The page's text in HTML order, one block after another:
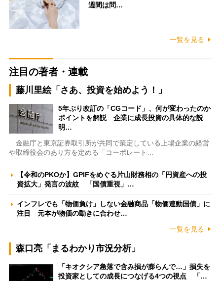
週間は問…
一覧を見る
注目の著者・連載
藤川里絵「さあ、投資を始めよう！」
5年ぶり改訂の「CGコード」、何が変わったのか
ポイントを解説 企業に成長投資の具体的な説
明…
金融庁と東京証券取引所が共同で策定している上場企業の経営
や取締役会のあり方を定める「コーポレート…
【令和のPKOか】GPIFをめぐる片山財務相の「円資産への投
資拡大」発言の波紋 「国債重視」…
インフレでも「物価負け」しない金融商品「物価連動国債」に
注目 元本が物価の動きに合わせ…
一覧を見る
森口亮「まるわかり市況分析」
「キオクシア急落で含み損が膨らんで…」損失を
投資家としての成長につなげる4つの視点 「…